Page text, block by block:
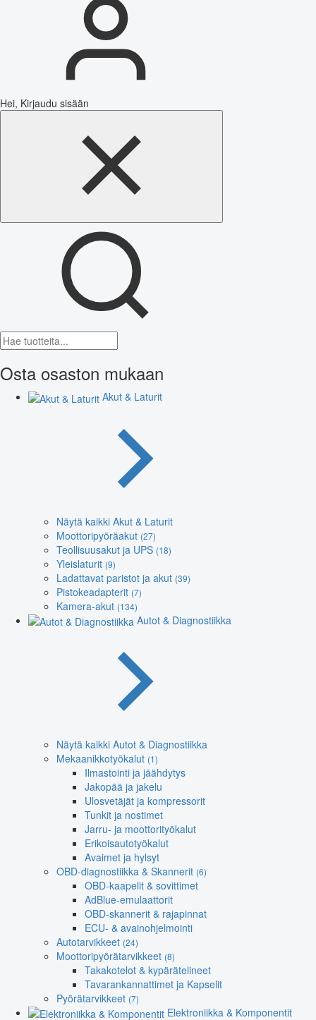
Hei, Kirjaudu sisään
Osta osaston mukaan
Akut & Laturit
Näytä kaikki Akut & Laturit
Moottoripyöräakut (27)
Teollisuusakut ja UPS (18)
Yleislaturit (9)
Ladattavat paristot ja akut (39)
Pistokeadapterit (7)
Kamera-akut (134)
Autot & Diagnostiikka
Näytä kaikki Autot & Diagnostiikka
Mekaanikkotyökalut (1)
Ilmastointi ja jäähdytys
Jakopää ja jakelu
Ulosvetäjät ja kompressorit
Tunkit ja nostimet
Jarru- ja moottorityökalut
Erikoisautotyökalut
Avaimet ja hylsyt
OBD-diagnostiikka & Skannerit (6)
OBD-kaapelit & sovittimet
AdBlue-emulaattorit
OBD-skannerit & rajapinnat
ECU- & avainohjelmointi
Autotarvikkeet (24)
Moottoripyörätarvikkeet (8)
Takakotelot & kypärätelineet
Tavarankannattimet ja Kapselit
Pyörätarvikkeet (7)
Elektroniikka & Komponentit